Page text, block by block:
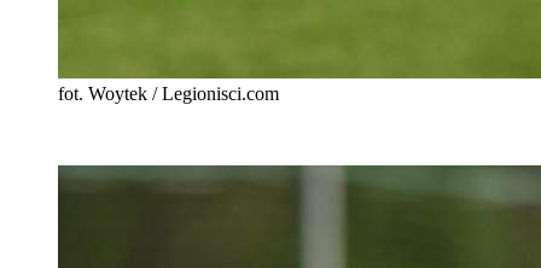
fot. Woytek / Legionisci.com